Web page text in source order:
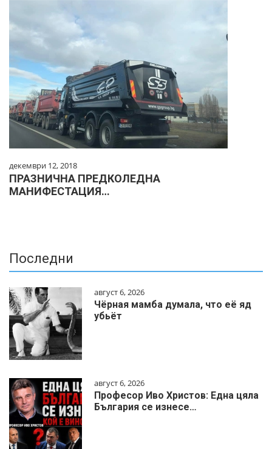
декември 12, 2018
ПРАЗНИЧНА ПРЕДКОЛЕДНА
МАНИФЕСТАЦИЯ…
Последни
август 6, 2026
Чёрная мамба думала, что её яд
убьёт
август 6, 2026
Професор Иво Христов: Една цяла
България се изнесе…